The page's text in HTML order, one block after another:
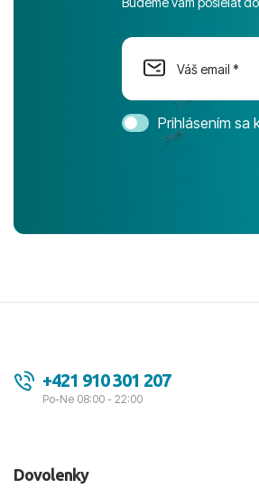
Prihlásením sa
+421 910 301 207
Po-Ne 08:00 - 22:00
Dovolenky